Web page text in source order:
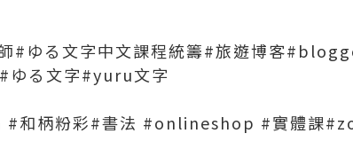
#ゆる文字中文課程統籌#旅遊博客
ゆる文字#yuru文字
柄粉彩#書法 #onlineshop #實體課